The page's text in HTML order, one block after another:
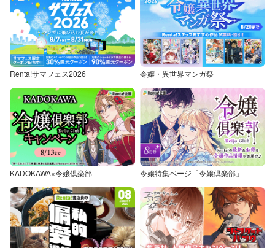
Renta!サマフェス2026 令嬢・異世界マンガ祭
KADOKAWA×令嬢倶楽部 令嬢特集ページ「令嬢倶楽部」